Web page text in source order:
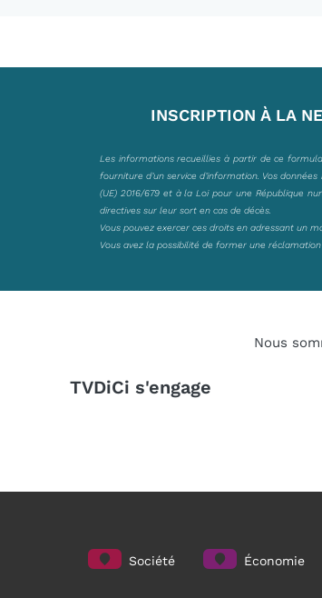
INSCRIPTION À LA
Les informations recueillies à partir de ce
fourniture d’un service d’information. Vos
(UE) 2016/679 et à la Loi pour une République
directives sur leur sort en cas de décès.
Vous pouvez exercer ces droits en adressant un
Vous avez la possibilité de former une réclamation
TVDiCi s'engage
Nous
Société Économie